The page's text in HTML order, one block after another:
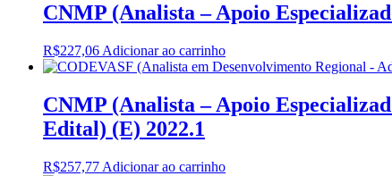
CNMP (Analista – Apoio
R$227,06 Adicionar ao carrinho
CNMP (Analista – Apoio
Edital) (E) 2022.1
R$257,77 Adicionar ao carrinho